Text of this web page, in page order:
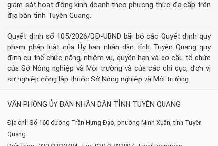
giám sát hoạt động kinh doanh theo phương thức đa cấp trên
địa bàn tỉnh Tuyên Quang.
Quyết định số 105/2026/QĐ-UBND bãi bỏ các Quyết định quy
phạm pháp luật của Ủy ban nhân dân tỉnh Tuyên Quang quy
định cụ thể chức năng, nhiệm vụ, quyền hạn và cơ cấu tổ chức
của Sở Nông nghiệp và Môi trường và của các chi cục, đơn vị
sự nghiệp công lập thuộc Sở Nông nghiệp và Môi trường.
VĂN PHÒNG ỦY BAN NHÂN DÂN TỈNH TUYÊN QUANG
Địa chỉ: Số 160 đường Trần Hưng Đạo, phường Minh Xuân, tỉnh Tuyên
Quang